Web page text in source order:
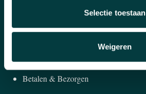
Selectie toestaan
Weigeren
Betalen & Bezorgen